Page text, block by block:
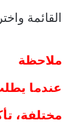
القائمة
ملاحظة
عندما
مختلفة،